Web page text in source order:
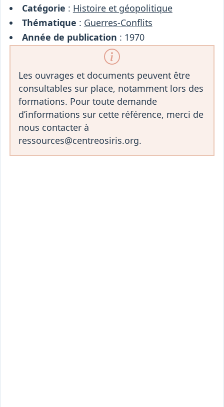
Catégorie : Histoire et géopolitique
Thématique : Guerres-Conflits
Année de publication : 1970
Les ouvrages et documents peuvent être
consultables sur place, notamment lors des
formations. Pour toute demande
d’informations sur cette référence, merci de
nous contacter à
ressources@centreosiris.org.